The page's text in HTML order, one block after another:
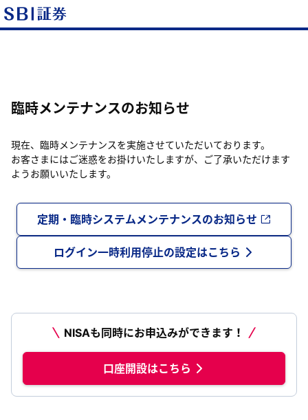
臨時メンテナンスのお知らせ
現在、臨時メンテナンスを実施させていただいております。
お客さまにはご迷惑をお掛けいたしますが、ご了承いただけます
ようお願いいたします。
定期・臨時システムメンテナンスのお知らせ
ログイン一時利用停止の設定はこちら
NISAも同時にお申込みができます！
口座開設はこちら